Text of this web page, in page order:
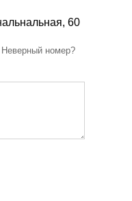
60
Неверный номер?